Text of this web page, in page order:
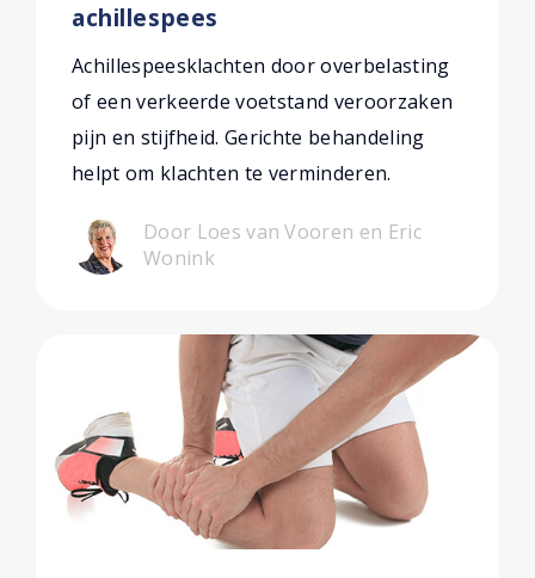
achillespees
Achillespeesklachten door overbelasting
of een verkeerde voetstand veroorzaken
pijn en stijfheid. Gerichte behandeling
helpt om klachten te verminderen.
Door Loes van Vooren en Eric
Wonink